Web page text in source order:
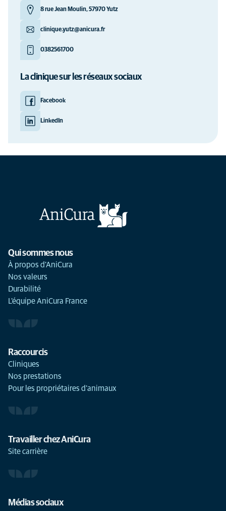
8 rue Jean Moulin, 57970 Yutz
clinique.yutz@anicura.fr
0382561700
La clinique sur les réseaux sociaux
Facebook
LinkedIn
Qui sommes nous
À propos d'AniCura
Nos valeurs
Durabilité
L'équipe AniCura France
Raccourcis
Cliniques
Nos prestations
Pour les propriétaires d'animaux
Travailler chez AniCura
Site carrière
Médias sociaux